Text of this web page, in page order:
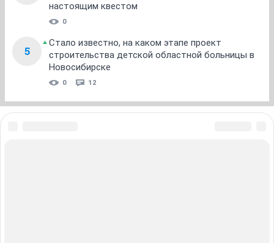
настоящим квестом
0
5
Стало известно, на каком этапе проект
строительства детской областной больницы в
Новосибирске
0 12